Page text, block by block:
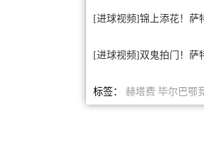
[进球视频]锦上添花！萨
[进球视频]双鬼拍门！萨
标签： 赫塔费 毕尔巴鄂